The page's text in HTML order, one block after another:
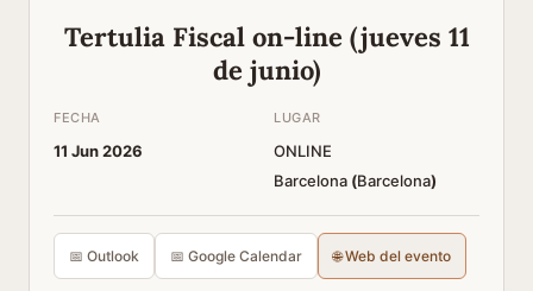
Tertulia Fiscal on-line (jueves 11
de junio)
FECHA
11 Jun 2026
LUGAR
ONLINE
Barcelona (Barcelona)
📅 Outlook 📅 Google Calendar 🌐 Web del evento